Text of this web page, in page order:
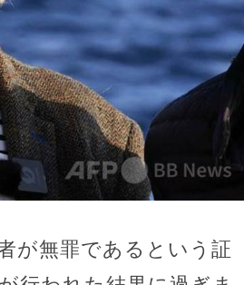
が無罪であるという証